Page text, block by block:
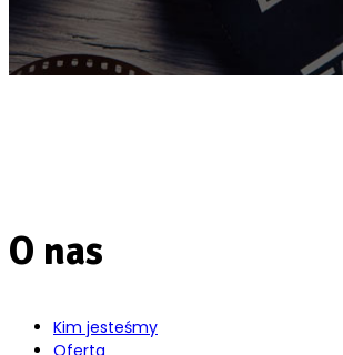
O nas
Kim jesteśmy
Oferta